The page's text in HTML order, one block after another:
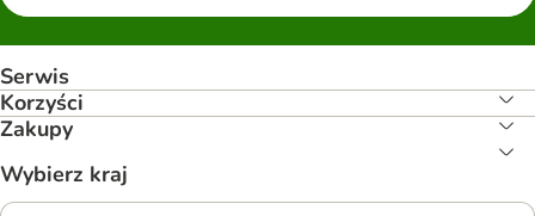
Serwis
Korzyści
Zakupy
Wybierz kraj